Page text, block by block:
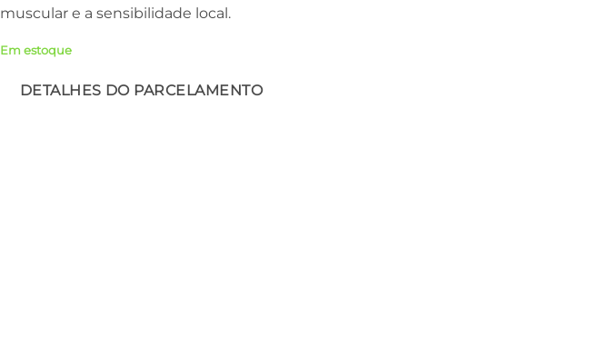
muscular e a sensibilidade local.
Em estoque
DETALHES DO PARCELAMENTO